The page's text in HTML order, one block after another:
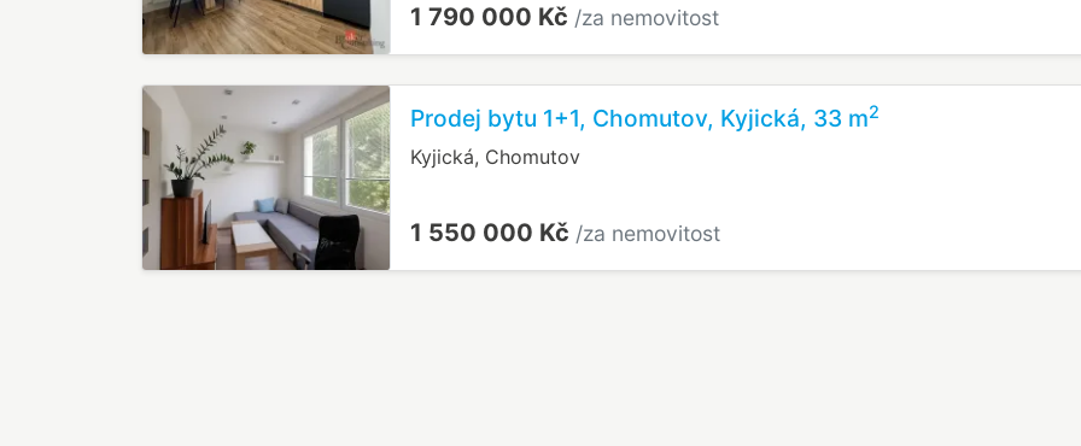
1 790 000 Kč /za nemovitost
Prodej bytu 1+1, Chomutov, Kyjická, 33 m2
Kyjická, Chomutov
1 550 000 Kč /za nemovitost